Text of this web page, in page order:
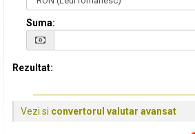
Suma:
Rezultat:
Vezi si convertorul valutar avansat